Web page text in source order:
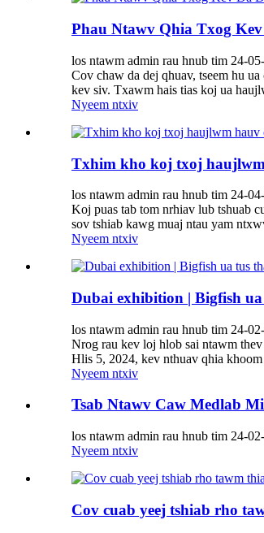
Phau Ntawv Qhia Txog
los ntawm admin rau hnub tim 24-
Cov chaw da dej qhuav, tseem hu
kev siv. Txawm hais tias koj ua
Nyeem ntxiv
Txhim kho koj txoj
los ntawm admin rau hnub tim 24-
Koj puas tab tom nrhiav lub tshuab
sov tshiab kawg muaj ntau yam
Nyeem ntxiv
Dubai exhibition | Bigfish
los ntawm admin rau hnub tim 24-
Nrog rau kev loj hlob sai ntawm
Hlis 5, 2024, kev nthuav qhia
Nyeem ntxiv
Tsab Ntawv Caw Medlab
los ntawm admin rau hnub tim 24-
Nyeem ntxiv
Cov cuab yeej tshiab rho